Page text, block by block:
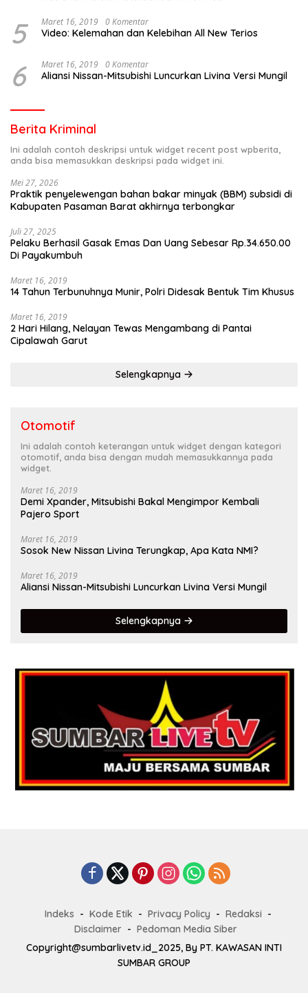
5 Maret 16, 2019 0 Komentar
Video: Kelemahan dan Kelebihan All New Terios
6 Maret 16, 2019 0 Komentar
Aliansi Nissan-Mitsubishi Luncurkan Livina Versi Mungil
Berita Kriminal
Ini adalah contoh deskripsi untuk widget recent post wpberita,
anda bisa memasukkan deskripsi pada widget ini.
Mei 27, 2026
Praktik penyelewengan bahan bakar minyak (BBM) subsidi di
Kabupaten Pasaman Barat akhirnya terbongkar
Juli 27, 2025
Pelaku Berhasil Gasak Emas Dan Uang Sebesar Rp.34.650.00
Di Payakumbuh
Maret 16, 2019
14 Tahun Terbunuhnya Munir, Polri Didesak Bentuk Tim Khusus
Maret 16, 2019
2 Hari Hilang, Nelayan Tewas Mengambang di Pantai
Cipalawah Garut
Selengkapnya
Otomotif
Ini adalah contoh keterangan untuk widget dengan kategori
otomotif, anda bisa dengan mudah memasukkannya pada
widget.
Maret 16, 2019
Demi Xpander, Mitsubishi Bakal Mengimpor Kembali
Pajero Sport
Maret 16, 2019
Sosok New Nissan Livina Terungkap, Apa Kata NMI?
Maret 16, 2019
Aliansi Nissan-Mitsubishi Luncurkan Livina Versi Mungil
Selengkapnya
Indeks Kode Etik Privacy Policy
Redaksi
Disclaimer
Pedoman Media Siber
Copyright@sumbarlivetv.id_2025, By PT. KAWASAN INTI
SUMBAR GROUP